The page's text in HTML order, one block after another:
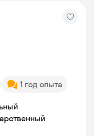
1 год опыта